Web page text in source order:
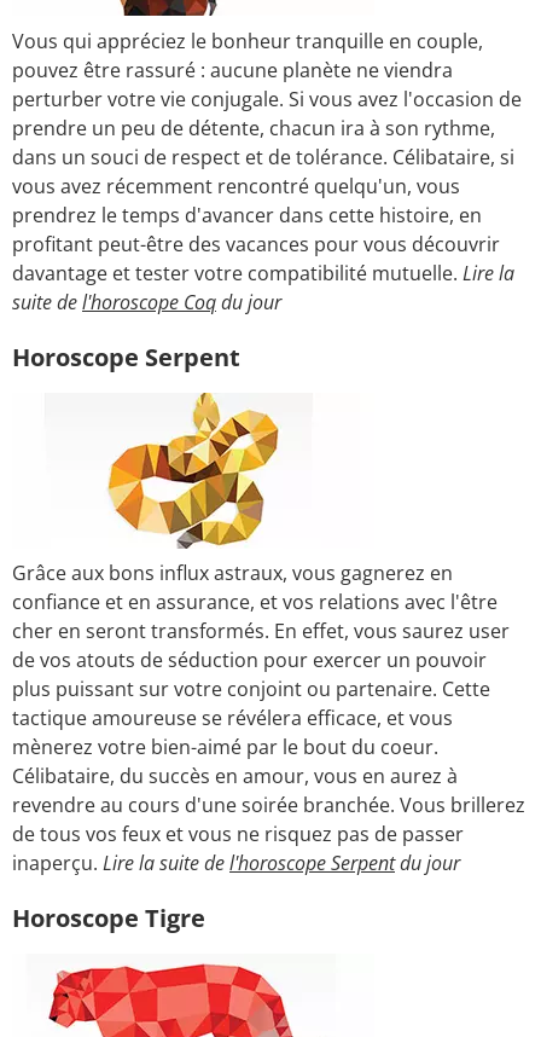
Vous qui appréciez le bonheur tranquille en couple,
pouvez être rassuré : aucune planète ne viendra
perturber votre vie conjugale. Si vous avez l'occasion de
prendre un peu de détente, chacun ira à son rythme,
dans un souci de respect et de tolérance. Célibataire, si
vous avez récemment rencontré quelqu'un, vous
prendrez le temps d'avancer dans cette histoire, en
profitant peut-être des vacances pour vous découvrir
davantage et tester votre compatibilité mutuelle. Lire la
suite del'horoscope Coqdu jour
Horoscope Serpent
Grâce aux bons influx astraux, vous gagnerez en
confiance et en assurance, et vos relations avec l'être
cher en seront transformés. En effet, vous saurez user
de vos atouts de séduction pour exercer un pouvoir
plus puissant sur votre conjoint ou partenaire. Cette
tactique amoureuse se révélera efficace, et vous
mènerez votre bien-aimé par le bout du coeur.
Célibataire, du succès en amour, vous en aurez à
revendre au cours d'une soirée branchée. Vous brillerez
de tous vos feux et vous ne risquez pas de passer
inaperçu. Lire la suite del'horoscope Serpentdu jour
Horoscope Tigre